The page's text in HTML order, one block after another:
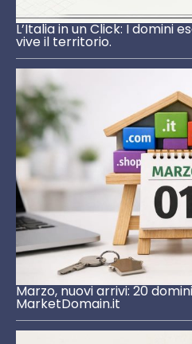
L’Italia in un Click: I domini
vive il territorio.
Marzo, nuovi arrivi: 20
MarketDomain.it